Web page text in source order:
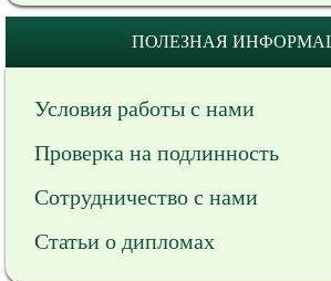
ПОЛЕЗНАЯ
Условия работы с нами
Проверка на подлинность
Сотрудничество с нами
Статьи о дипломах